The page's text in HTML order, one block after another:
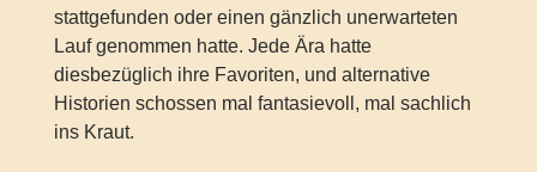
stattgefunden oder einen gänzlich unerwarteten
Lauf genommen hatte. Jede Ära hatte
diesbezüglich ihre Favoriten, und alternative
Historien schossen mal fantasievoll, mal sachlich
ins Kraut.